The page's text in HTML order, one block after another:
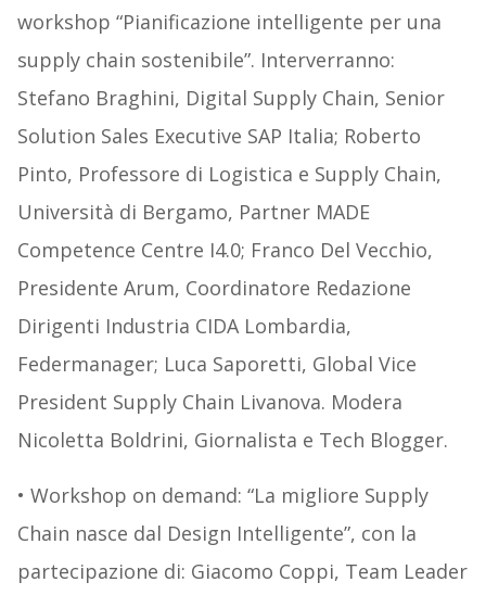
workshop “Pianificazione intelligente per una
supply chain sostenibile”. Interverranno:
Stefano Braghini, Digital Supply Chain, Senior
Solution Sales Executive SAP Italia; Roberto
Pinto, Professore di Logistica e Supply Chain,
Università di Bergamo, Partner MADE
Competence Centre I4.0; Franco Del Vecchio,
Presidente Arum, Coordinatore Redazione
Dirigenti Industria CIDA Lombardia,
Federmanager; Luca Saporetti, Global Vice
President Supply Chain Livanova. Modera
Nicoletta Boldrini, Giornalista e Tech Blogger.
• Workshop on demand: “La migliore Supply
Chain nasce dal Design Intelligente”, con la
partecipazione di: Giacomo Coppi, Team Leader